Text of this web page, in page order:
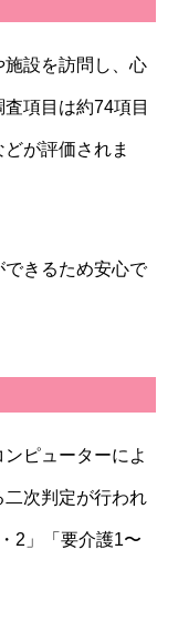
設を訪問し、心
項目は約74項目
が評価されま
きるため安心で
ピューターによ
二次判定が行われ
2」「要介護1〜